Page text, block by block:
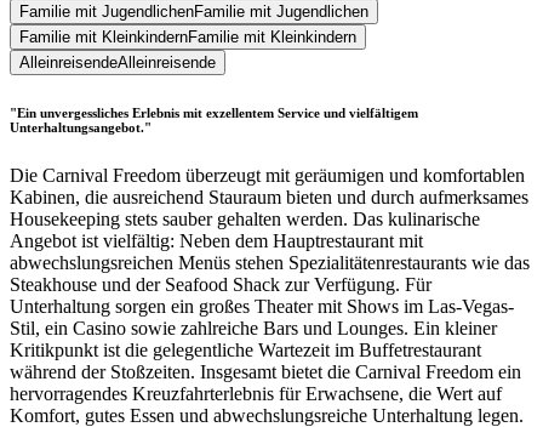
Familie mit JugendlichenFamilie mit Jugendlichen
Familie mit KleinkindernFamilie mit Kleinkindern
AlleinreisendeAlleinreisende
"Ein unvergessliches Erlebnis mit exzellentem Service und vielfältigem
Unterhaltungsangebot."
Die Carnival Freedom überzeugt mit geräumigen und komfortablen
Kabinen, die ausreichend Stauraum bieten und durch aufmerksames
Housekeeping stets sauber gehalten werden. Das kulinarische
Angebot ist vielfältig: Neben dem Hauptrestaurant mit
abwechslungsreichen Menüs stehen Spezialitätenrestaurants wie das
Steakhouse und der Seafood Shack zur Verfügung. Für
Unterhaltung sorgen ein großes Theater mit Shows im Las-Vegas-
Stil, ein Casino sowie zahlreiche Bars und Lounges. Ein kleiner
Kritikpunkt ist die gelegentliche Wartezeit im Buffetrestaurant
während der Stoßzeiten. Insgesamt bietet die Carnival Freedom ein
hervorragendes Kreuzfahrterlebnis für Erwachsene, die Wert auf
Komfort, gutes Essen und abwechslungsreiche Unterhaltung legen.